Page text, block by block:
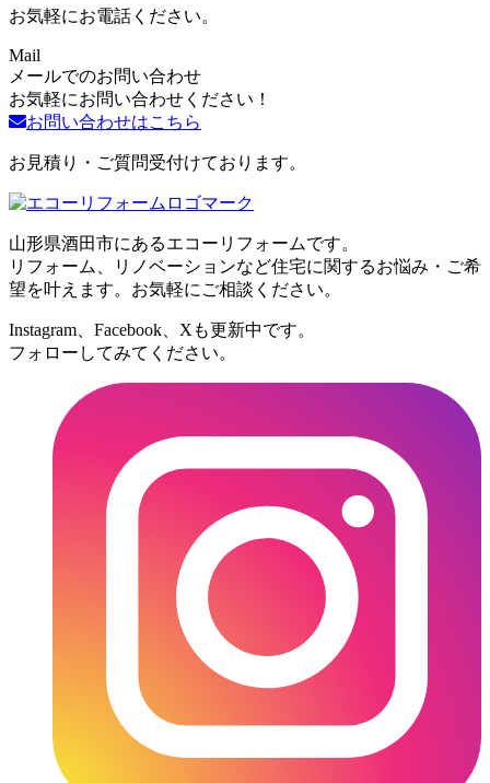
お気軽にお電話ください。
Mail
メールでのお問い合わせ
お気軽にお問い合わせください！
お問い合わせはこちら
お見積り・ご質問受付けております。
山形県酒田市にあるエコーリフォームです。
リフォーム、リノベーションなど住宅に関するお悩み・ご希
望を叶えます。お気軽にご相談ください。
Instagram、Facebook、Xも更新中です。
フォローしてみてください。